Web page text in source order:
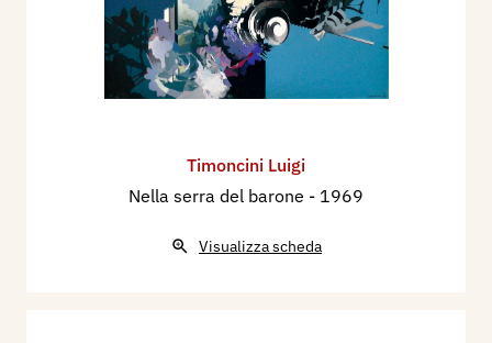
Timoncini Luigi
Nella serra del barone - 1969
Visualizza scheda